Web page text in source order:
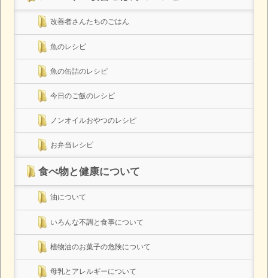
改善者さんたちのごはん
魚のレシピ
魚の缶詰のレシピ
今日のご飯のレシピ
ノンオイルおやつのレシピ
お弁当レシピ
食べ物と健康について
油について
いろんな不調と食事について
植物油のお菓子の危険について
母乳とアレルギーについて